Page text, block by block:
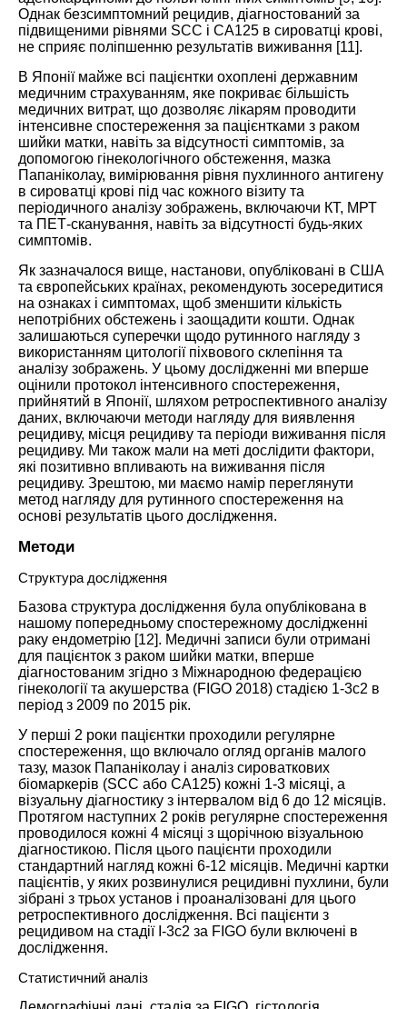
Однак безсимптомний рецидив, діагностований за
підвищеними рівнями SCC і CA125 в сироватці крові,
не сприяє поліпшенню результатів виживання [11].
В Японії майже всі пацієнтки охоплені державним
медичним страхуванням, яке покриває більшість
медичних витрат, що дозволяє лікарям проводити
інтенсивне спостереження за пацієнтками з раком
шийки матки, навіть за відсутності симптомів, за
допомогою гінекологічного обстеження, мазка
Папаніколау, вимірювання рівня пухлинного антигену
в сироватці крові під час кожного візиту та
періодичного аналізу зображень, включаючи КТ, МРТ
та ПЕТ-сканування, навіть за відсутності будь-яких
симптомів.
Як зазначалося вище, настанови, опубліковані в США
та європейських країнах, рекомендують зосередитися
на ознаках і симптомах, щоб зменшити кількість
непотрібних обстежень і заощадити кошти. Однак
залишаються суперечки щодо рутинного нагляду з
використанням цитології піхвового склепіння та
аналізу зображень. У цьому дослідженні ми вперше
оцінили протокол інтенсивного спостереження,
прийнятий в Японії, шляхом ретроспективного аналізу
даних, включаючи методи нагляду для виявлення
рецидиву, місця рецидиву та періоди виживання після
рецидиву. Ми також мали на меті дослідити фактори,
які позитивно впливають на виживання після
рецидиву. Зрештою, ми маємо намір переглянути
метод нагляду для рутинного спостереження на
основі результатів цього дослідження.
Методи
Структура дослідження
Базова структура дослідження була опублікована в
нашому попередньому спостережному дослідженні
раку ендометрію [12]. Медичні записи були отримані
для пацієнток з раком шийки матки, вперше
діагностованим згідно з Міжнародною федерацією
гінекології та акушерства (FIGO 2018) стадією 1-3c2 в
період з 2009 по 2015 рік.
У перші 2 роки пацієнтки проходили регулярне
спостереження, що включало огляд органів малого
тазу, мазок Папаніколау і аналіз сироваткових
біомаркерів (SCC або CA125) кожні 1-3 місяці, а
візуальну діагностику з інтервалом від 6 до 12 місяців.
Протягом наступних 2 років регулярне спостереження
проводилося кожні 4 місяці з щорічною візуальною
діагностикою. Після цього пацієнти проходили
стандартний нагляд кожні 6-12 місяців. Медичні картки
пацієнтів, у яких розвинулися рецидивні пухлини, були
зібрані з трьох установ і проаналізовані для цього
ретроспективного дослідження. Всі пацієнти з
рецидивом на стадії I-3c2 за FIGO були включені в
дослідження.
Статистичний аналіз